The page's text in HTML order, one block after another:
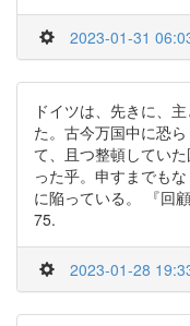
2023-01-31
ドイツは、先きに、
た。古今万国中に恐
て、且つ整頓してい
った乎。申すまでも
に陥っている。 『回
75.
2023-01-28